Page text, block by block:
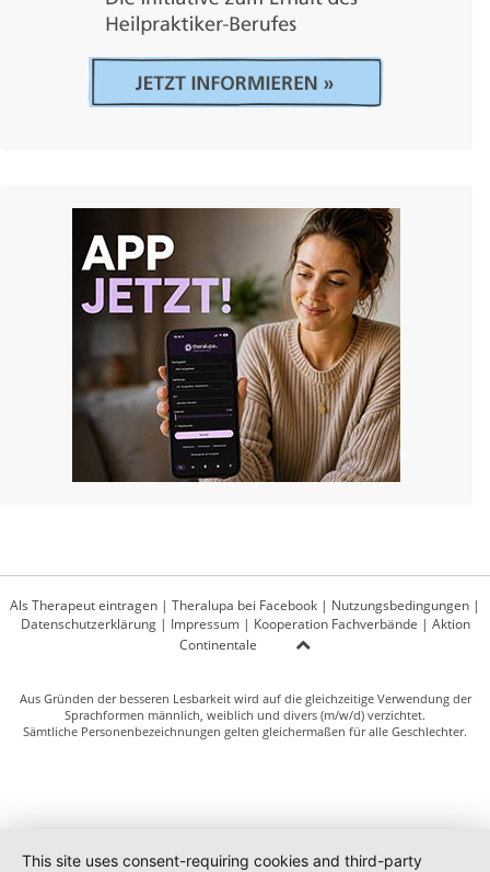
Als Therapeut eintragen | Theralupa bei Facebook | Nutzungsbedingungen |
Datenschutzerklärung| Impressum| Kooperation Fachverbände | Aktion
Continentale
Aus Gründen der besseren Lesbarkeit wird auf die gleichzeitige Verwendung der
Sprachformen männlich, weiblich und divers (m/w/d) verzichtet.
Sämtliche Personenbezeichnungen gelten gleichermaßen für alle Geschlechter.
This site uses consent-requiring cookies and third-party